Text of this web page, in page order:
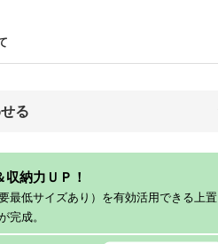
る
収納力ＵＰ！
最低サイズあり）を有効活用できる上置
完成。